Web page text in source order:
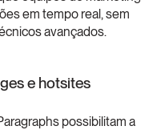
em tempo real, sem
avançados.
e hotsites
possibilitam a